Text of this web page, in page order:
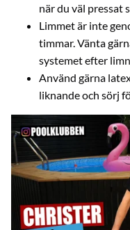
när du väl pressat
Limmet är inte
timmar. Vänta
systemet efter
Använd gärna
liknande och sörj